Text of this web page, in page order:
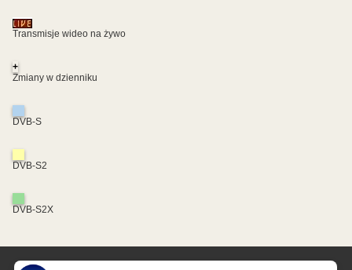
Transmisje wideo na żywo
+
Zmiany w dzienniku
DVB-S
DVB-S2
DVB-S2X